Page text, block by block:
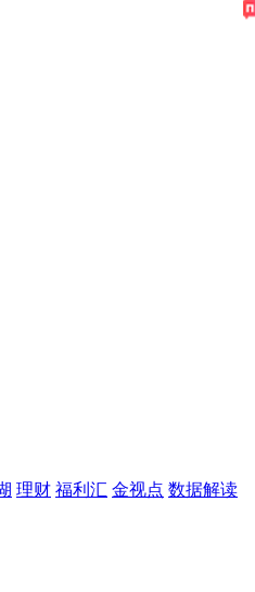
理财 福利汇 金视点 数据解读